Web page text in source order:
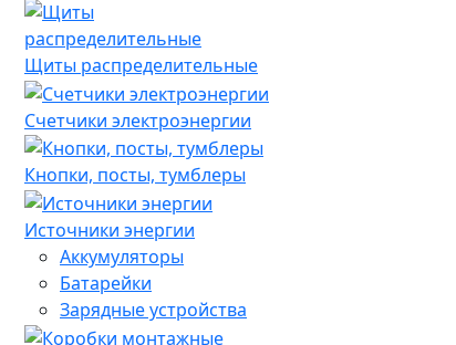
Щиты распределительные
Счетчики электроэнергии
Кнопки, посты, тумблеры
Источники энергии
Аккумуляторы
Батарейки
Зарядные устройства